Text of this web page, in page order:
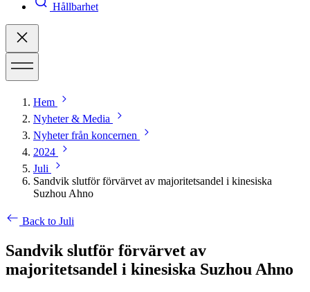
Hållbarhet
Hem
Nyheter & Media
Nyheter från koncernen
2024
Juli
Sandvik slutför förvärvet av majoritetsandel i kinesiska
Suzhou Ahno
Back to Juli
Sandvik slutför förvärvet av
majoritetsandel i kinesiska Suzhou Ahno